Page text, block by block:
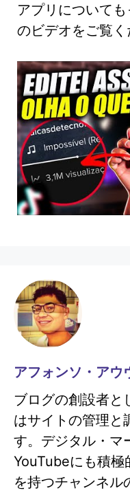
アプリについて
のビデオをご覧く
アフォンソ・アウ
ブログの創設者と
はサイトの管理と
す。デジタル・マ
YouTubeにも積極
を持つチャンネル